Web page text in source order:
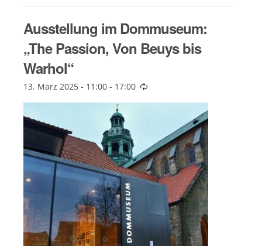
Ausstellung im Dommuseum:
„The Passion, Von Beuys bis
Warhol“
13. März 2025 - 11:00 - 17:00